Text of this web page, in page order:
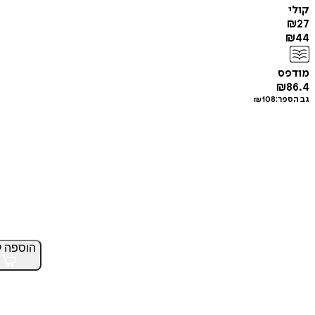
קולי
₪27
₪44
מודפס
₪86.4
גב הספר: ₪108
הוספה